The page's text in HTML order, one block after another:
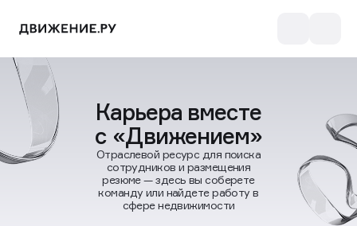
Карьера вместе
с «Движением»
Отраслевой ресурс для поиска
сотрудников и размещения
резюме — здесь вы соберете
команду или найдете работу в
сфере недвижимости